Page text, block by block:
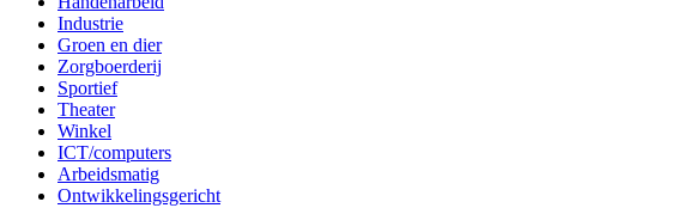
Industrie
Groen en dier
Zorgboerderij
Sportief
Theater
Winkel
ICT/computers
Arbeidsmatig
Ontwikkelingsgericht